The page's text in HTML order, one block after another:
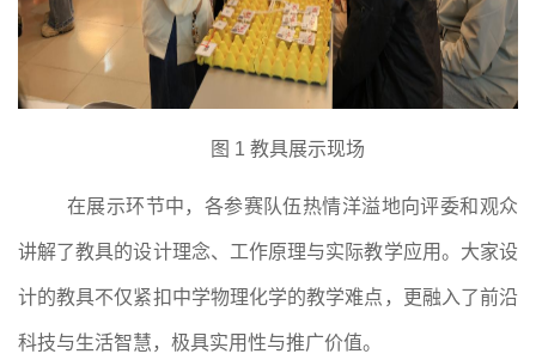
图 1 教具展示现场
在展示环节中，各参赛队伍热情洋溢地向评委和观众
讲解了教具的设计理念、工作原理与实际教学应用。大家设
计的教具不仅紧扣中学物理化学的教学难点，更融入了前沿
科技与生活智慧，极具实用性与推广价值。